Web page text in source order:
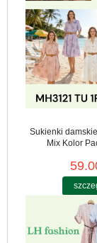
Sukienki
Mix Kolor